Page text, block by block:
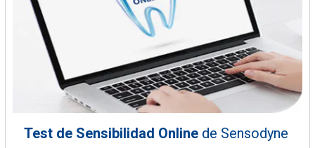
Test de Sensibilidad Online de Sensodyne